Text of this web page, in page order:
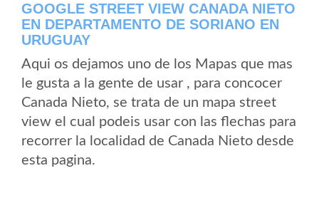
GOOGLE STREET VIEW CANADA NIETO
EN DEPARTAMENTO DE SORIANO EN
URUGUAY
Aqui os dejamos uno de los Mapas que mas
le gusta a la gente de usar , para concocer
Canada Nieto, se trata de un mapa street
view el cual podeis usar con las flechas para
recorrer la localidad de Canada Nieto desde
esta pagina.